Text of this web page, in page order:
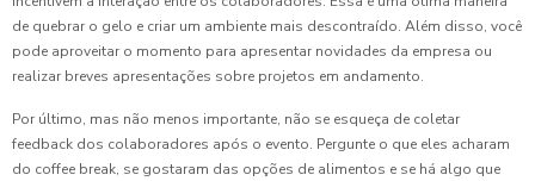
de quebrar o gelo e criar um ambiente mais descontraído. Além disso, você
pode aproveitar o momento para apresentar novidades da empresa ou
realizar breves apresentações sobre projetos em andamento.
Por último, mas não menos importante, não se esqueça de coletar
feedback dos colaboradores após o evento. Pergunte o que eles acharam
do coffee break, se gostaram das opções de alimentos e se há algo que